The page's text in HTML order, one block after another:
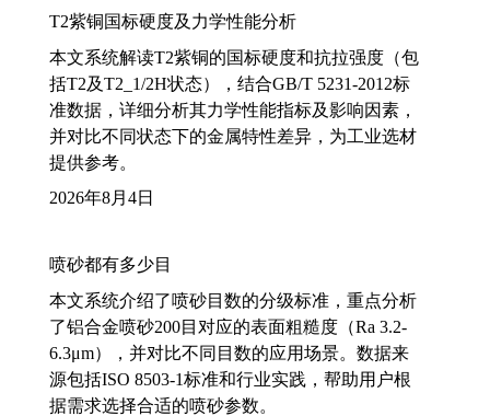
T2紫铜国标硬度及力学性能分析
本文系统解读T2紫铜的国标硬度和抗拉强度（包
括T2及T2_1/2H状态），结合GB/T 5231-2012标
准数据，详细分析其力学性能指标及影响因素，
并对比不同状态下的金属特性差异，为工业选材
提供参考。
2026年8月4日
喷砂都有多少目
本文系统介绍了喷砂目数的分级标准，重点分析
了铝合金喷砂200目对应的表面粗糙度（Ra 3.2-
6.3μm），并对比不同目数的应用场景。数据来
源包括ISO 8503-1标准和行业实践，帮助用户根
据需求选择合适的喷砂参数。